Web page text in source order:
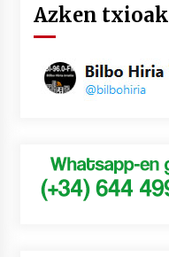
Azken txioak